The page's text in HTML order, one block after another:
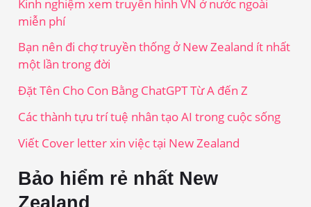
Kinh nghiệm xem truyền hình VN ở nước ngoài
miễn phí
Bạn nên đi chợ truyền thống ở New Zealand ít nhất
một lần trong đời
Đặt Tên Cho Con Bằng ChatGPT Từ A đến Z
Các thành tựu trí tuệ nhân tạo AI trong cuộc sống
Viết Cover letter xin việc tại New Zealand
Bảo hiểm rẻ nhất New
Zealand